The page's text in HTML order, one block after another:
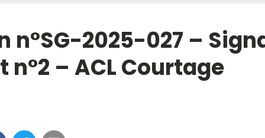
n°SG-2025-027 –
n°2 – ACL Courtage